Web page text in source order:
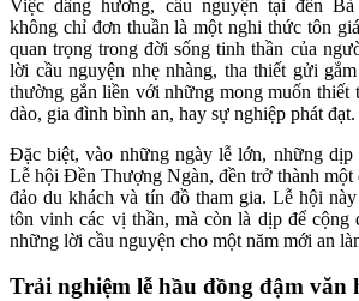
Việc dâng hương, cầu nguyện tại đền
không chỉ đơn thuần là một nghi thức tôn
quan trọng trong đời sống tinh thần của
lời cầu nguyện nhẹ nhàng, tha thiết gửi
thường gắn liền với những mong muốn thiết
dào, gia đình bình an, hay sự nghiệp phát đạt.
Đặc biệt, vào những ngày lễ lớn, những
Lễ hội Đền Thượng Ngàn, đền trở thành một
đảo du khách và tín đồ tham gia. Lễ hội
tôn vinh các vị thần, mà còn là dịp để cộng
những lời cầu nguyện cho một năm mới an
Trải nghiệm lễ hầu đồng đậm văn